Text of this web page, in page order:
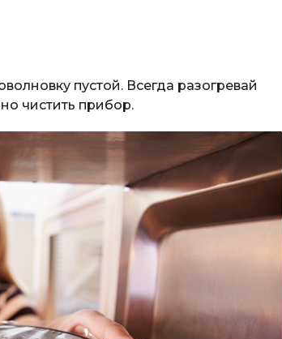
пустой. Всегда разогревай
чистить прибор.